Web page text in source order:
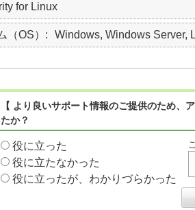
for Linux
（OS） Windows, Windows Server,
【 より良いサポート情報のご提供のため
たか？
役に立った
役に立たなかった
役に立ったが、わかりづらかった